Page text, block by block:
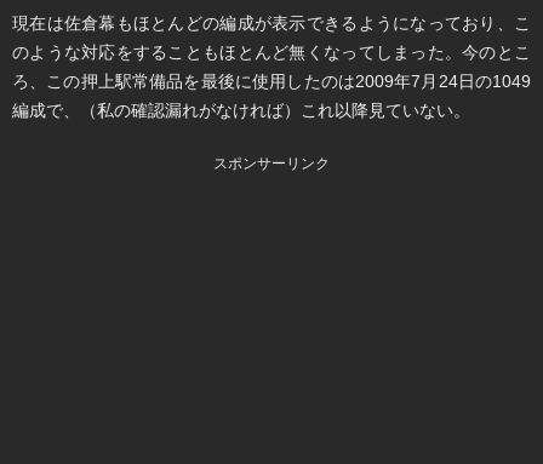
現在は佐倉幕もほとんどの編成が表示できるようになっており、こ
のような対応をすることもほとんど無くなってしまった。今のとこ
ろ、この押上駅常備品を最後に使用したのは2009年7月24日の1049
編成で、（私の確認漏れがなければ）これ以降見ていない。
スポンサーリンク